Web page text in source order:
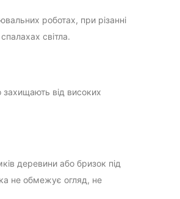
роботах, при різанні
світла.
від високих
деревини або бризок під
не обмежує огляд, не